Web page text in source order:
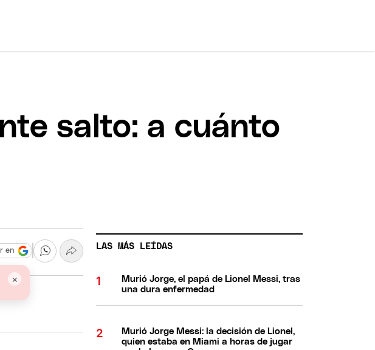
salto: a cuánto
×
en LAS MÁS LEÍDAS
Murió Jorge, el papá de Lionel Messi, tras
una dura enfermedad
Murió Jorge Messi: la decisión de Lionel,
quien estaba en Miami a horas de jugar